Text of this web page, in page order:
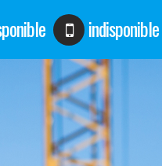
indisponible